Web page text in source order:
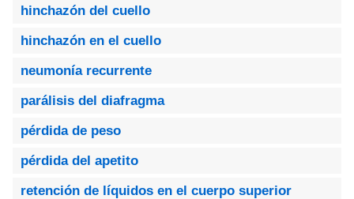
hinchazón del cuello
hinchazón en el cuello
neumonía recurrente
parálisis del diafragma
pérdida de peso
pérdida del apetito
retención de líquidos en el cuerpo superior